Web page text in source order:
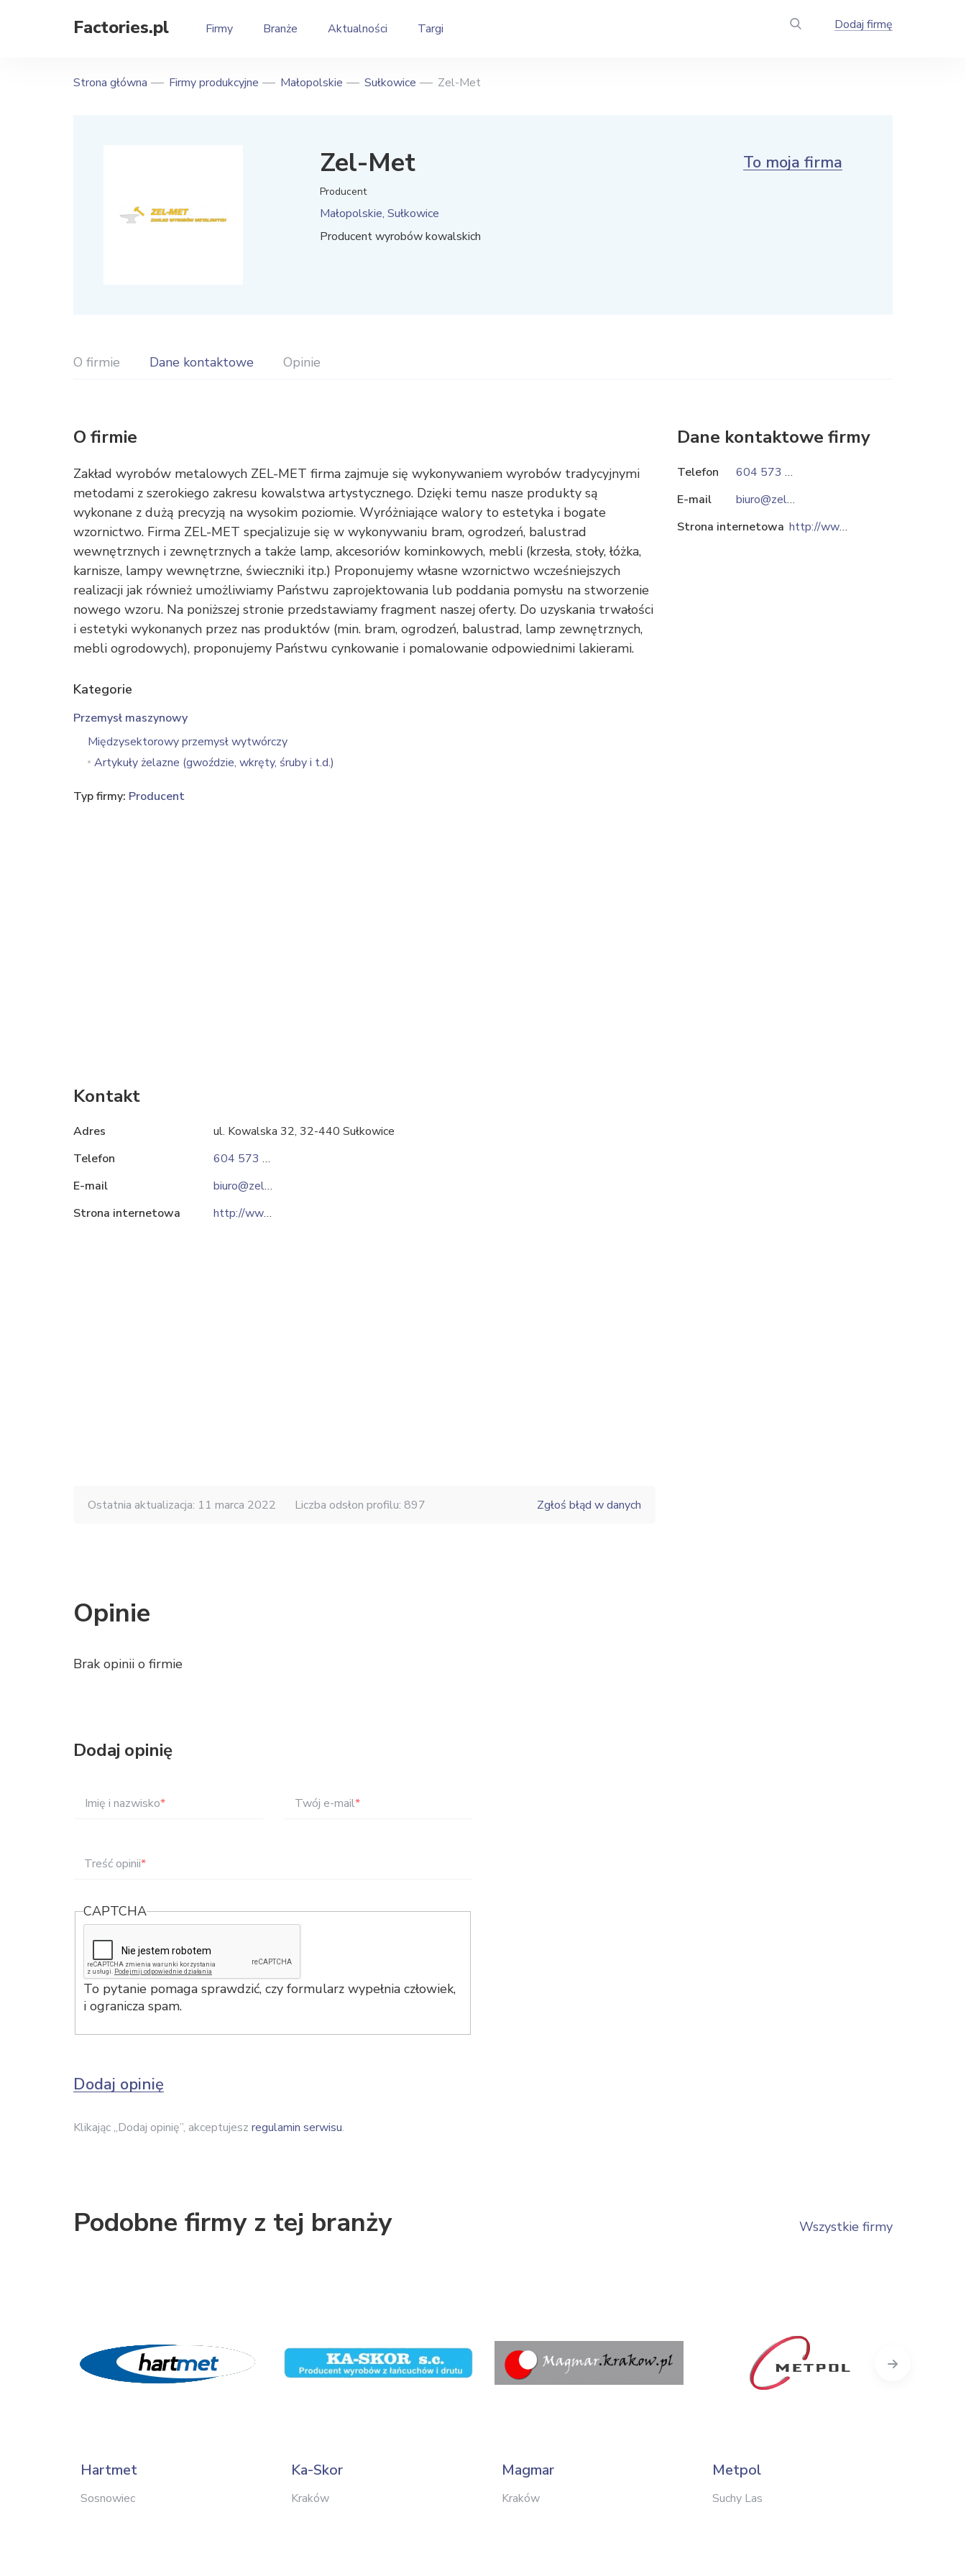
Factories.pl Firmy Branże Aktualności Targi Dodaj firmę
Strona główna Firmy produkcyjne Małopolskie Sułkowice Zel-Met
Zel-Met
Producent
Małopolskie, Sułkowice
Producent wyrobów kowalskich
To moja firma
O firmie Dane kontaktowe Opinie
O firmie
Zakład wyrobów metalowych ZEL-MET firma zajmuje się wykonywaniem wyrobów tradycyjnymi
metodami z szerokiego zakresu kowalstwa artystycznego. Dzięki temu nasze produkty są
wykonane z dużą precyzją na wysokim poziomie. Wyróżniające walory to estetyka i bogate
wzornictwo. Firma ZEL-MET specjalizuje się w wykonywaniu bram, ogrodzeń, balustrad
wewnętrznych i zewnętrznych a także lamp, akcesoriów kominkowych, mebli (krzesła, stoły, łóżka,
karnisze, lampy wewnętrzne, świeczniki itp.) Proponujemy własne wzornictwo wcześniejszych
realizacji jak również umożliwiamy Państwu zaprojektowania lub poddania pomysłu na stworzenie
nowego wzoru. Na poniższej stronie przedstawiamy fragment naszej oferty. Do uzyskania trwałości
i estetyki wykonanych przez nas produktów (min. bram, ogrodzeń, balustrad, lamp zewnętrznych,
mebli ogrodowych), proponujemy Państwu cynkowanie i pomalowanie odpowiednimi lakierami.
Kategorie
Przemysł maszynowy
Międzysektorowy przemysł wytwórczy
Artykuły żelazne (gwoździe, wkręty, śruby i t.d.)
Typ firmy: Producent
Kontakt
Adres
ul. Kowalska 32, 32-440 Sułkowice
Telefon
604 573 298
E-mail
biuro@zel-met.com.pl
Strona internetowa
http://www.zel-met.com.pl
Ostatnia aktualizacja: 11 marca 2022 Liczba odsłon profilu: 897 Zgłoś błąd w danych
Opinie
Brak opinii o firmie
Dodaj opinię
Imię i nazwisko* Twój e-mail*
Treść opinii*
CAPTCHA
To pytanie pomaga sprawdzić, czy formularz wypełnia człowiek,
i ogranicza spam.
Dodaj opinię
Klikając „Dodaj opinię”, akceptujesz regulamin serwisu.
Dane kontaktowe firmy
Telefon
604 573 298
E-mail
biuro@zel-met.com.pl
Strona internetowa
http://www.zel-met.com.pl
Podobne firmy z tej branży Wszystkie firmy
Hartmet
Sosnowiec
Ka-Skor
Kraków
Magmar
Kraków
Metpol
Suchy Las